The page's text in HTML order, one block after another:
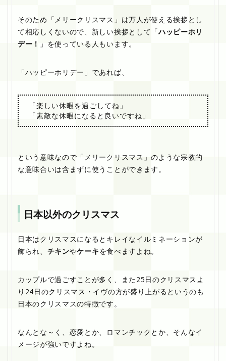
そのため「メリークリスマス」は万人が使える挨拶とし
て相応しくないので、新しい挨拶として「ハッピーホリ
デー！ 」を使っている人もいます。
「ハッピーホリデー」であれば、
「楽しい休暇を過ごしてね」
「素敵な休暇になると良いですね」
という意味なので「メリークリスマス」のような宗教的
な意味合いは含まずに使うことができます。
日本以外のクリスマス
日本はクリスマスになるとキレイなイルミネーションが
飾られ、 チキンやケーキを食べますよね。
カップルで過ごすことが多く、また25日のクリスマスよ
り24日のクリスマス・イヴの方が盛り上がるというのも
日本のクリスマスの特徴です。
なんとな～く、恋愛とか、ロマンチックとか、そんなイ
メージが強いですよね。